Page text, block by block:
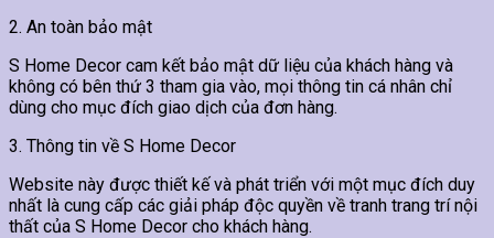
2. An toàn bảo mật
S Home Decor cam kết bảo mật dữ liệu của khách hàng và
không có bên thứ 3 tham gia vào, mọi thông tin cá nhân chỉ
dùng cho mục đích giao dịch của đơn hàng.
3. Thông tin về S Home Decor
Website này được thiết kế và phát triển với một mục đích duy
nhất là cung cấp các giải pháp độc quyền về tranh trang trí nội
thất của S Home Decor cho khách hàng.